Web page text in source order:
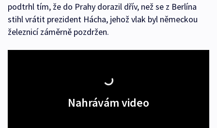
podtrhl tím, že do Prahy dorazil dřív, než se z Berlína
stihl vrátit prezident Hácha, jehož vlak byl německou
železnicí záměrně pozdržen.
Nahrávám video